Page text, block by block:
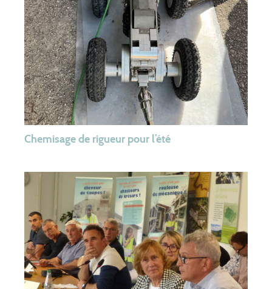
Assainissement non collectif
Rejets non domestiques (entreprises)
Comités syndicaux
RPQS
Rapports d’activité
Organisation du service
FAQ
Contact
Extranet élus
Chemisage de rigueur pour l’été